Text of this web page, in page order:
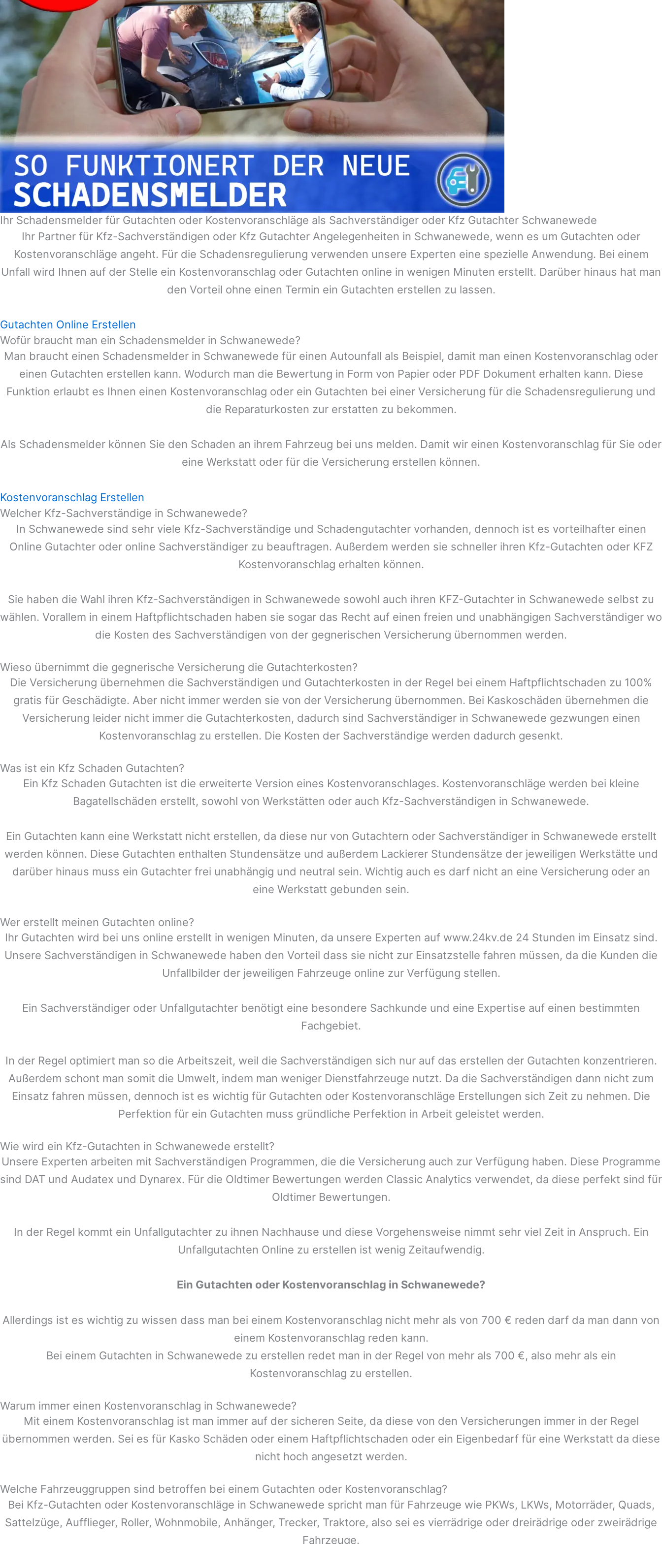
Ihr Schadensmelder für Gutachten oder Kostenvoranschläge als Sachverständiger oder Kfz Gutachter Schwanewede
Ihr Partner für Kfz-Sachverständigen oder Kfz Gutachter Angelegenheiten in Schwanewede, wenn es um Gutachten oder
Kostenvoranschläge angeht. Für die Schadensregulierung verwenden unsere Experten eine spezielle Anwendung. Bei einem
Unfall wird Ihnen auf der Stelle ein Kostenvoranschlag oder Gutachten online in wenigen Minuten erstellt. Darüber hinaus hat man
den Vorteil ohne einen Termin ein Gutachten erstellen zu lassen.
Gutachten Online Erstellen
Wofür braucht man ein Schadensmelder in Schwanewede?
Man braucht einen Schadensmelder in Schwanewede für einen Autounfall als Beispiel, damit man einen Kostenvoranschlag oder
einen Gutachten erstellen kann. Wodurch man die Bewertung in Form von Papier oder PDF Dokument erhalten kann. Diese
Funktion erlaubt es Ihnen einen Kostenvoranschlag oder ein Gutachten bei einer Versicherung für die Schadensregulierung und
die Reparaturkosten zur erstatten zu bekommen.
Als Schadensmelder können Sie den Schaden an ihrem Fahrzeug bei uns melden. Damit wir einen Kostenvoranschlag für Sie oder
eine Werkstatt oder für die Versicherung erstellen können.
Kostenvoranschlag Erstellen
Welcher Kfz-Sachverständige in Schwanewede?
In Schwanewede sind sehr viele Kfz-Sachverständige und Schadengutachter vorhanden, dennoch ist es vorteilhafter einen
Online Gutachter oder online Sachverständiger zu beauftragen. Außerdem werden sie schneller ihren Kfz-Gutachten oder KFZ
Kostenvoranschlag erhalten können.
Sie haben die Wahl ihren Kfz-Sachverständigen in Schwanewede sowohl auch ihren KFZ-Gutachter in Schwanewede selbst zu
wählen. Vorallem in einem Haftpflichtschaden haben sie sogar das Recht auf einen freien und unabhängigen Sachverständiger wo
die Kosten des Sachverständigen von der gegnerischen Versicherung übernommen werden.
Wieso übernimmt die gegnerische Versicherung die Gutachterkosten?
Die Versicherung übernehmen die Sachverständigen und Gutachterkosten in der Regel bei einem Haftpflichtschaden zu 100%
gratis für Geschädigte. Aber nicht immer werden sie von der Versicherung übernommen. Bei Kaskoschäden übernehmen die
Versicherung leider nicht immer die Gutachterkosten, dadurch sind Sachverständiger in Schwanewede gezwungen einen
Kostenvoranschlag zu erstellen. Die Kosten der Sachverständige werden dadurch gesenkt.
Was ist ein Kfz Schaden Gutachten?
Ein Kfz Schaden Gutachten ist die erweiterte Version eines Kostenvoranschlages. Kostenvoranschläge werden bei kleine
Bagatellschäden erstellt, sowohl von Werkstätten oder auch Kfz-Sachverständigen in Schwanewede.
Ein Gutachten kann eine Werkstatt nicht erstellen, da diese nur von Gutachtern oder Sachverständiger in Schwanewede erstellt
werden können. Diese Gutachten enthalten Stundensätze und außerdem Lackierer Stundensätze der jeweiligen Werkstätte und
darüber hinaus muss ein Gutachter frei unabhängig und neutral sein. Wichtig auch es darf nicht an eine Versicherung oder an
eine Werkstatt gebunden sein.
Wer erstellt meinen Gutachten online?
Ihr Gutachten wird bei uns online erstellt in wenigen Minuten, da unsere Experten auf www.24kv.de 24 Stunden im Einsatz sind.
Unsere Sachverständigen in Schwanewede haben den Vorteil dass sie nicht zur Einsatzstelle fahren müssen, da die Kunden die
Unfallbilder der jeweiligen Fahrzeuge online zur Verfügung stellen.
Ein Sachverständiger oder Unfallgutachter benötigt eine besondere Sachkunde und eine Expertise auf einen bestimmten
Fachgebiet.
In der Regel optimiert man so die Arbeitszeit, weil die Sachverständigen sich nur auf das erstellen der Gutachten konzentrieren.
Außerdem schont man somit die Umwelt, indem man weniger Dienstfahrzeuge nutzt. Da die Sachverständigen dann nicht zum
Einsatz fahren müssen, dennoch ist es wichtig für Gutachten oder Kostenvoranschläge Erstellungen sich Zeit zu nehmen. Die
Perfektion für ein Gutachten muss gründliche Perfektion in Arbeit geleistet werden.
Wie wird ein Kfz-Gutachten in Schwanewede erstellt?
Unsere Experten arbeiten mit Sachverständigen Programmen, die die Versicherung auch zur Verfügung haben. Diese Programme
sind DAT und Audatex und Dynarex. Für die Oldtimer Bewertungen werden Classic Analytics verwendet, da diese perfekt sind für
Oldtimer Bewertungen.
In der Regel kommt ein Unfallgutachter zu ihnen Nachhause und diese Vorgehensweise nimmt sehr viel Zeit in Anspruch. Ein
Unfallgutachten Online zu erstellen ist wenig Zeitaufwendig.
Ein Gutachten oder Kostenvoranschlag in Schwanewede?
Allerdings ist es wichtig zu wissen dass man bei einem Kostenvoranschlag nicht mehr als von 700 € reden darf da man dann von
einem Kostenvoranschlag reden kann.
Bei einem Gutachten in Schwanewede zu erstellen redet man in der Regel von mehr als 700 €, also mehr als ein
Kostenvoranschlag zu erstellen.
Warum immer einen Kostenvoranschlag in Schwanewede?
Mit einem Kostenvoranschlag ist man immer auf der sicheren Seite, da diese von den Versicherungen immer in der Regel
übernommen werden. Sei es für Kasko Schäden oder einem Haftpflichtschaden oder ein Eigenbedarf für eine Werkstatt da diese
nicht hoch angesetzt werden.
Welche Fahrzeuggruppen sind betroffen bei einem Gutachten oder Kostenvoranschlag?
Bei Kfz-Gutachten oder Kostenvoranschläge in Schwanewede spricht man für Fahrzeuge wie PKWs, LKWs, Motorräder, Quads,
Sattelzüge, Aufflieger, Roller, Wohnmobile, Anhänger, Trecker, Traktore, also sei es vierrädrige oder dreirädrige oder zweirädrige
Fahrzeuge.